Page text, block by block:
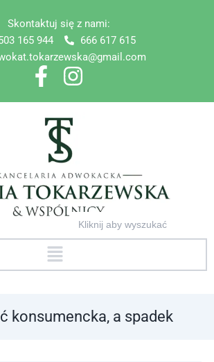
Skontaktuj się z nami:
165 944
666 617 615
Menu
Search
for:
konsumencka, a spadek